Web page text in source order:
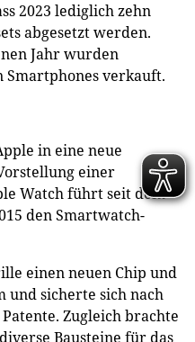
2023 lediglich zehn
abgesetzt werden.
Jahr wurden
verkauft.
in eine neue
einer
Watch führt seit dem
den Smartwatch-
einen neuen Chip und
und sicherte sich nach
Zugleich brachte
Bausteine für das